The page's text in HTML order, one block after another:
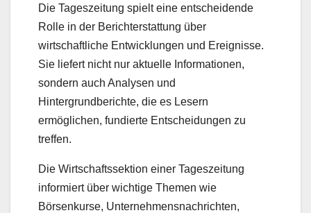
Die Tageszeitung spielt eine entscheidende
Rolle in der Berichterstattung über
wirtschaftliche Entwicklungen und Ereignisse.
Sie liefert nicht nur aktuelle Informationen,
sondern auch Analysen und
Hintergrundberichte, die es Lesern
ermöglichen, fundierte Entscheidungen zu
treffen.
Die Wirtschaftssektion einer Tageszeitung
informiert über wichtige Themen wie
Börsenkurse, Unternehmensnachrichten,